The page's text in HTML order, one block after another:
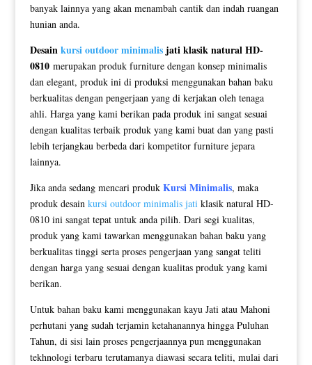
banyak lainnya yang akan menambah cantik dan indah ruangan
hunian anda.
Desainkursi outdoor minimalisjati klasik natural HD-
0810merupakan produk furniture dengan konsep minimalis
dan elegant, produk ini di produksi menggunakan bahan baku
berkualitas dengan pengerjaan yang di kerjakan oleh tenaga
ahli. Harga yang kami berikan pada produk ini sangat sesuai
dengan kualitas terbaik produk yang kami buat dan yang pasti
lebih terjangkau berbeda dari kompetitor furniture jepara
lainnya.
Jika anda sedang mencari produk Kursi Minimalis, maka
produk desain kursi outdoor minimalis jati klasik natural HD-
0810 ini sangat tepat untuk anda pilih. Dari segi kualitas,
produk yang kami tawarkan menggunakan bahan baku yang
berkualitas tinggi serta proses pengerjaan yang sangat teliti
dengan harga yang sesuai dengan kualitas produk yang kami
berikan.
Untuk bahan baku kami menggunakan kayu Jati atau Mahoni
perhutani yang sudah terjamin ketahanannya hingga Puluhan
Tahun, di sisi lain proses pengerjaannya pun menggunakan
tekhnologi terbaru terutamanya diawasi secara teliti, mulai dari